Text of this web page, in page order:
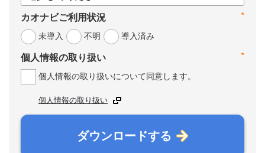
*
カオナビご利用状況
未導入
不明 導入済み
*
個人情報の取り扱い
個人情報の取り扱いについて同意します。
個人情報の取り扱い
ダウンロードする